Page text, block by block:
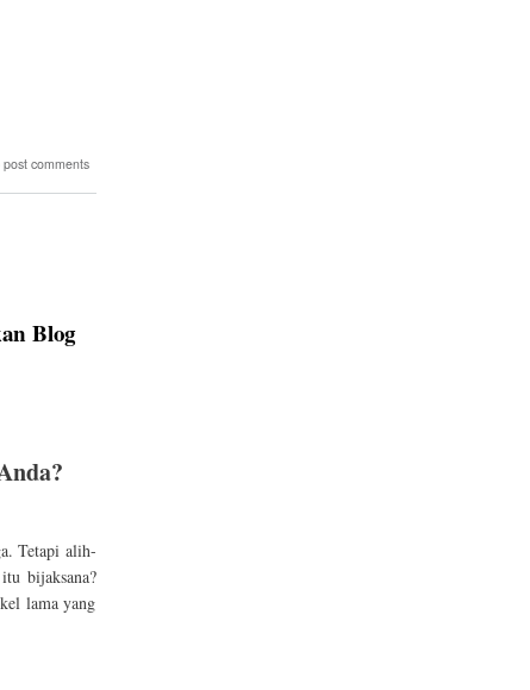
post comments
Blog
Tetapi alih-
bijaksana?
lama yang